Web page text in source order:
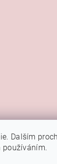
Náš FB
Dalším
používáním.